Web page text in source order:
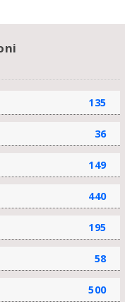
135
36
149
440
195
58
500